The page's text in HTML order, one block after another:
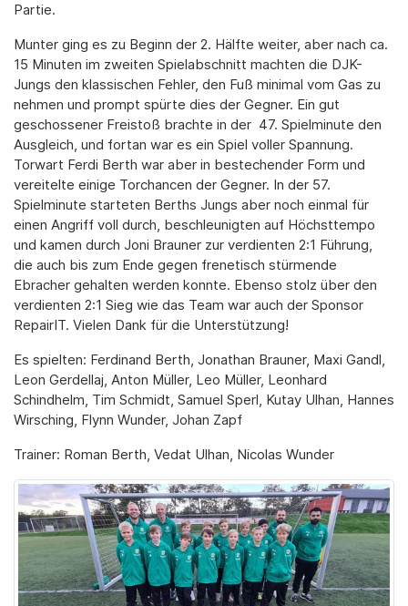
Partie.
Munter ging es zu Beginn der 2. Hälfte weiter, aber nach ca.
15 Minuten im zweiten Spielabschnitt machten die DJK-
Jungs den klassischen Fehler, den Fuß minimal vom Gas zu
nehmen und prompt spürte dies der Gegner. Ein gut
geschossener Freistoß brachte in der 47. Spielminute den
Ausgleich, und fortan war es ein Spiel voller Spannung.
Torwart Ferdi Berth war aber in bestechender Form und
vereitelte einige Torchancen der Gegner. In der 57.
Spielminute starteten Berths Jungs aber noch einmal für
einen Angriff voll durch, beschleunigten auf Höchsttempo
und kamen durch Joni Brauner zur verdienten 2:1 Führung,
die auch bis zum Ende gegen frenetisch stürmende
Ebracher gehalten werden konnte. Ebenso stolz über den
verdienten 2:1 Sieg wie das Team war auch der Sponsor
RepairIT. Vielen Dank für die Unterstützung!
Es spielten: Ferdinand Berth, Jonathan Brauner, Maxi Gandl,
Leon Gerdellaj, Anton Müller, Leo Müller, Leonhard
Schindhelm, Tim Schmidt, Samuel Sperl, Kutay Ulhan, Hannes
Wirsching, Flynn Wunder, Johan Zapf
Trainer: Roman Berth, Vedat Ulhan, Nicolas Wunder